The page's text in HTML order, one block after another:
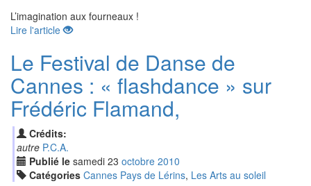
L’imagination aux fourneaux !
Lire l'article
Le Festival de Danse de
Cannes : « flashdance » sur
Frédéric Flamand,
Crédits:
autre P.C.A.
Publié le samedi 23 octobre 2010
Catégories Cannes Pays de Lérins, Les Arts au soleil